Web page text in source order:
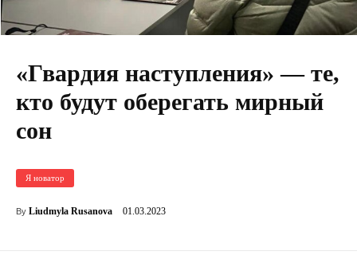
«Гвардия наступления» — те,
кто будут оберегать мирный
сон
Я новатор
By Liudmyla Rusanova 01.03.2023